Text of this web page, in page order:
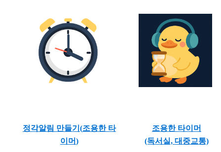
정각알림 만들기(조용한 타
이머)
조용한 타이머
(독서실, 대중교통)